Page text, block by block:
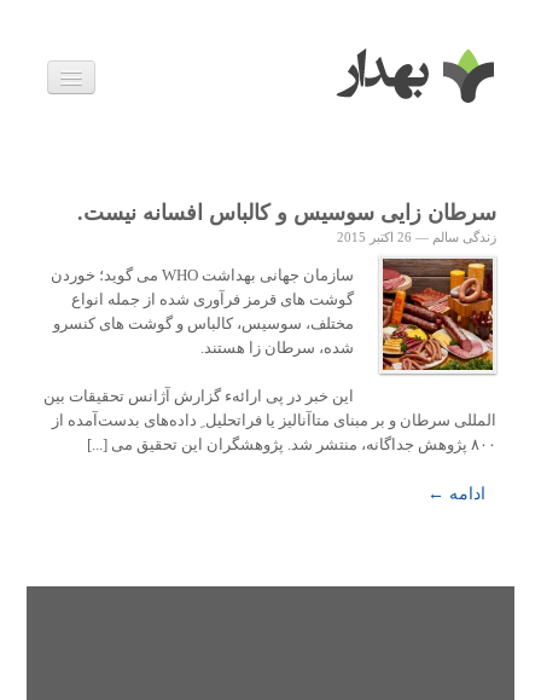
زندگی سالم
خانواده و بارداری
درباره ما
سرطان زایی سوسیس و کالباس افسانه نیست.
زندگی سالم — 26 اکتبر 2015
سازمان جهانی بهداشت WHO می گوید؛ خوردن
گوشت های قرمز فرآوری شده از جمله انواع
مختلف، سوسیس، کالباس و گوشت های کنسرو
شده، سرطان زا هستند.
این خبر در پی ارائهء گزارش آژانس تحقیقات بین
المللی سرطان و بر مبنای متاآنالیز یا فراتحلیل ِ داده‌های بدست‌آمده از
۸۰۰ پژوهش جداگانه، منتشر شد. پژوهشگران این تحقیق می [...]
ادامه ←